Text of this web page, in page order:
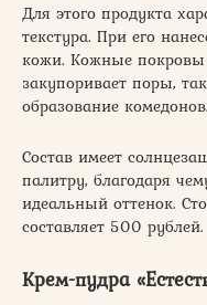
Для этого продукта
текстура. При его
кожи. Кожные
закупоривает поры,
образование комедонов.
Состав имеет
палитру, благодаря
идеальный оттенок.
составляет 500 рублей.
Крем-пудра